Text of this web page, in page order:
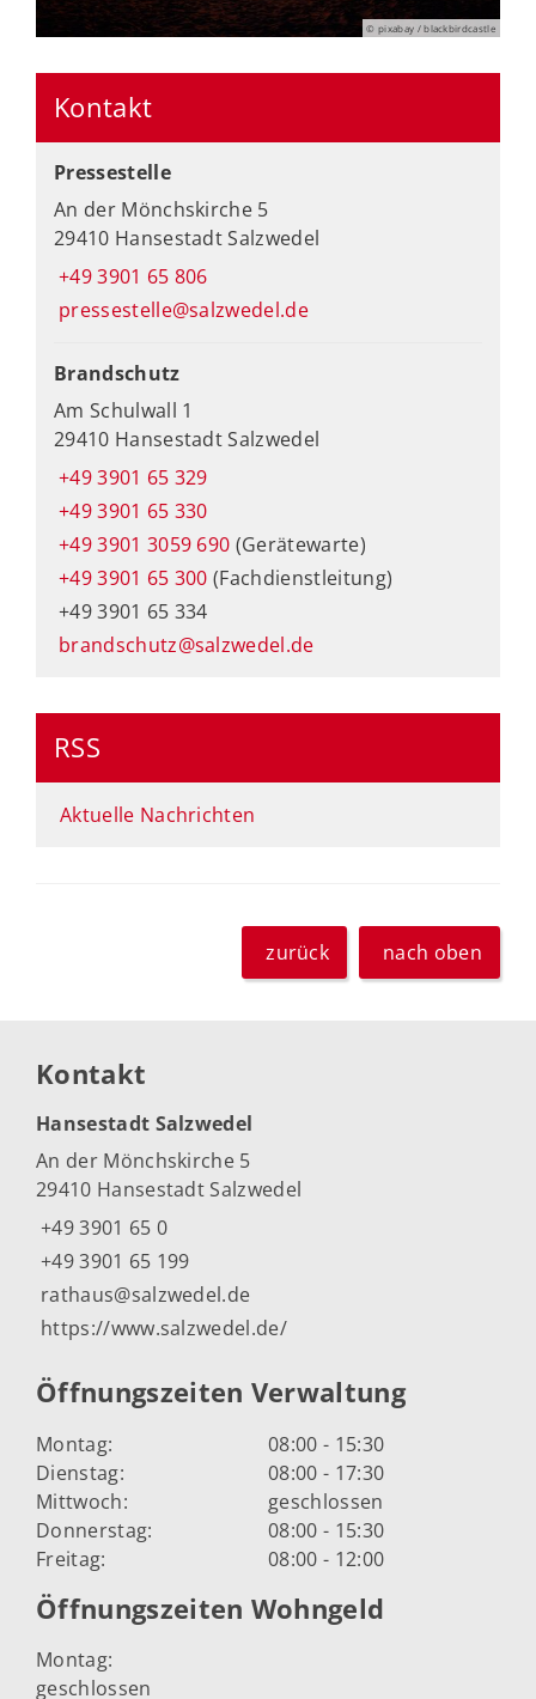
© pixabay / blackbirdcastle
Kontakt
Pressestelle
An der Mönchskirche 5
29410 Hansestadt Salzwedel
+49 3901 65 806
pressestelle@salzwedel.de
Brandschutz
Am Schulwall 1
29410 Hansestadt Salzwedel
+49 3901 65 329
+49 3901 65 330
+49 3901 3059 690 (Gerätewarte)
+49 3901 65 300 (Fachdienstleitung)
+49 3901 65 334
brandschutz@salzwedel.de
RSS
Aktuelle Nachrichten
zurück nach oben
Kontakt
Hansestadt Salzwedel
An der Mönchskirche 5
29410 Hansestadt Salzwedel
+49 3901 65 0
+49 3901 65 199
rathaus@salzwedel.de
https://www.salzwedel.de/
Öffnungszeiten Verwaltung
Montag:
08:00 - 15:30
Dienstag:
08:00 - 17:30
Mittwoch:
geschlossen
Donnerstag:
08:00 - 15:30
Freitag:
08:00 - 12:00
Öffnungszeiten Wohngeld
Montag:
geschlossen